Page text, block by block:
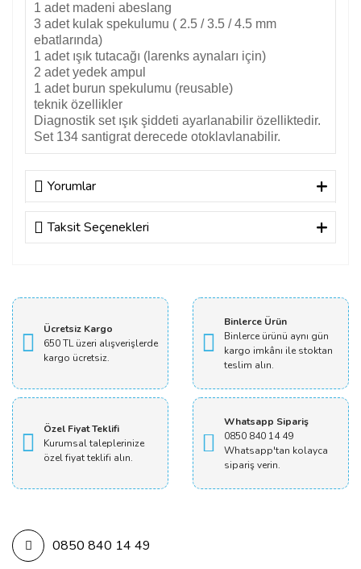
1 adet madeni abeslang
3 adet kulak spekulumu ( 2.5 / 3.5 / 4.5 mm
ebatlarında)
1 adet ışık tutacağı (larenks aynaları için)
2 adet yedek ampul
1 adet burun spekulumu (reusable)
teknik özellikler
Diagnostik set ışık şiddeti ayarlanabilir özelliktedir.
Set 134 santigrat derecede otoklavlanabilir.
Yorumlar
Bu ürüne ilk yorumu siz yapın!
Taksit Seçenekleri
Ücretsiz Kargo
650 TL üzeri alışverişlerde
kargo ücretsiz.
Binlerce Ürün
Binlerce ürünü aynı gün
kargo imkânı ile stoktan
teslim alın.
Özel Fiyat Teklifi
Kurumsal taleplerinize
özel fiyat teklifi alın.
Whatsapp Sipariş
0850 840 14 49
Whatsapp'tan kolayca
sipariş verin.
0850 840 14 49